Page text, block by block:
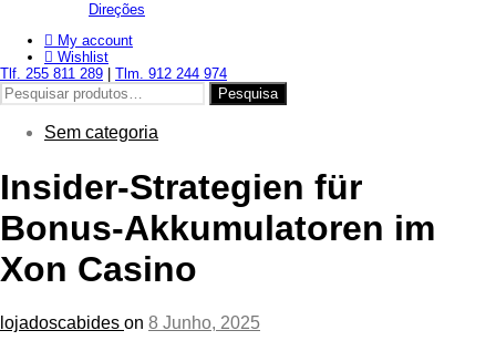
Direções
My account
Wishlist
Tlf. 255 811 289
Tlm. 912 244 974
Pesquisar
por:
Pesquisa
Sem categoria
Insider‑Strategien für
Bonus‑Akkumulatoren im
Xon Casino
lojadoscabides on 8 Junho, 2025